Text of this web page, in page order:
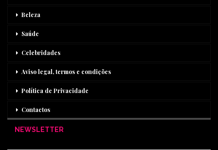
Beleza
Saúde
Celebridades
Aviso legal, termos e condições
Política de Privacidade
Contactos
NEWSLETTER